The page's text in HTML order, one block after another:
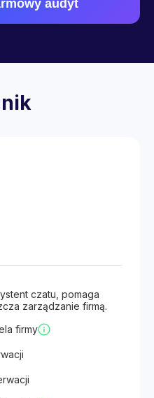
audyt
czatu, pomaga
zarządzanie firmą.
firmy